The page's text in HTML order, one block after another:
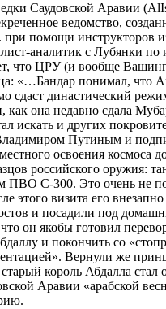
Саудовской Аравии
ведомство,
при помощи инструкторов
аналитик с Лубянки по
что ЦРУ (и вообще
«…Бандар понимал, что
сдаст династический
как она недавно сдала
искать и других
Путиным и
освоения космоса
российского оружия:
ПВО С-300. Это очень не
этого визита его внезапно
и посадили под
он якобы готовил
и покончить со
Вернули же
король Абдалла стал
Аравии «арабской